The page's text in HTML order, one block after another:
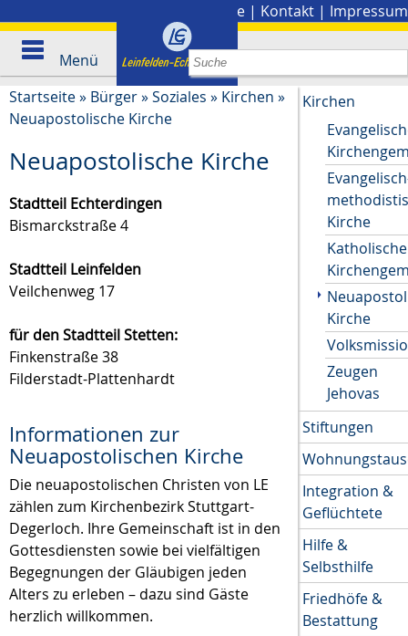
Presse | Kontakt | Impressum
Menü
Startseite» Bürger»Soziales » Kirchen »
Neuapostolische Kirche
Neuapostolische Kirche
Stadtteil Echterdingen
Bismarckstraße 4
Stadtteil Leinfelden
Veilchenweg 17
für den Stadtteil Stetten:
Finkenstraße 38
Filderstadt-Plattenhardt
Informationen zur
Neuapostolischen Kirche
Die neuapostolischen Christen von LE
zählen zum Kirchenbezirk Stuttgart-
Degerloch. Ihre Gemeinschaft ist in den
Gottesdiensten sowie bei vielfältigen
Begegnungen der Gläubigen jeden
Alters zu erleben – dazu sind Gäste
herzlich willkommen.
Kirchen
Kirche
Katholische
Kirche
Zeugen
Jehovas
Stiftungen
Integration &
Geflüchtete
Hilfe &
Selbsthilfe
Friedhöfe &
Bestattung